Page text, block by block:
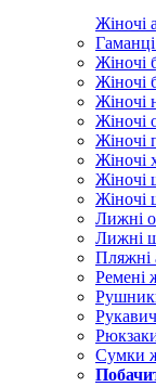
Жіночі
Жіночі
Жіночі
Жіночі
Жіночі
Жіночі
Жіночі
Жіночі
Жіночі
Лижні
Лижні
Пляжні
Ремені
Сумки